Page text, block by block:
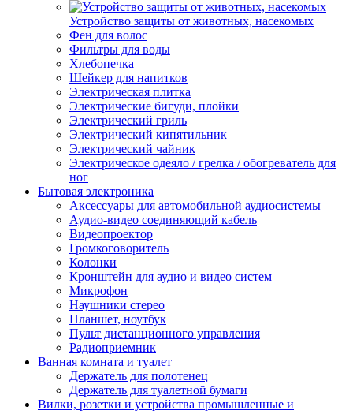
Устройство защиты от животных, насекомых
Фен для волос
Фильтры для воды
Хлебопечка
Шейкер для напитков
Электрическая плитка
Электрические бигуди, плойки
Электрический гриль
Электрический кипятильник
Электрический чайник
Электрическое одеяло / грелка / обогреватель для
ног
Бытовая электроника
Аксессуары для автомобильной аудиосистемы
Аудио-видео соединяющий кабель
Видеопроектор
Громкоговоритель
Колонки
Кронштейн для аудио и видео систем
Микрофон
Наушники стерео
Планшет, ноутбук
Пульт дистанционного управления
Радиоприемник
Ванная комната и туалет
Держатель для полотенец
Держатель для туалетной бумаги
Вилки, розетки и устройства промышленные и